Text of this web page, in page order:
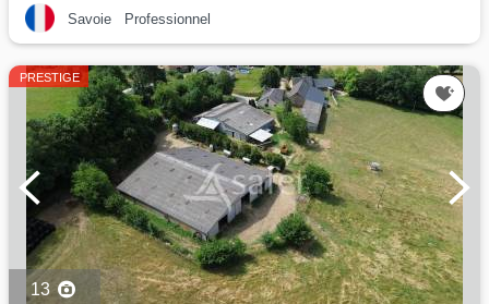
Savoie Professionnel
PRESTIGE
13